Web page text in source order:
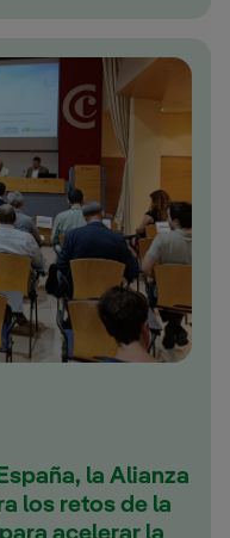
la Alianza
los retos de la